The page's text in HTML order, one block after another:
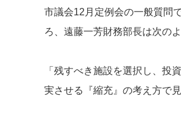
市議会12月定例会の一般質問
ろ、遠藤一芳財務部長は次の
「残すべき施設を選択し、投
実させる『縮充』の考え方で